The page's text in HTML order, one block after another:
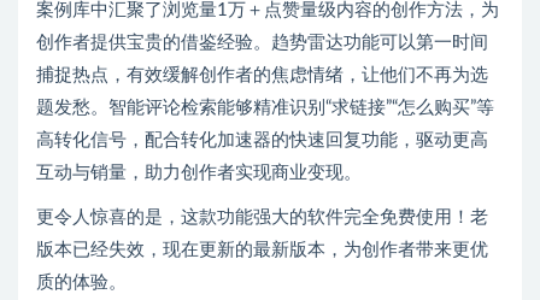
案例库中汇聚了浏览量1万＋点赞量级内容的创作方法，为
创作者提供宝贵的借鉴经验。趋势雷达功能可以第一时间
捕捉热点，有效缓解创作者的焦虑情绪，让他们不再为选
题发愁。智能评论检索能够精准识别“求链接”“怎么购买”等
高转化信号，配合转化加速器的快速回复功能，驱动更高
互动与销量，助力创作者实现商业变现。
更令人惊喜的是，这款功能强大的软件完全免费使用！老
版本已经失效，现在更新的最新版本，为创作者带来更优
质的体验。